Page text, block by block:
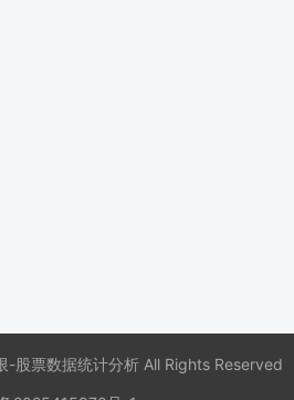
股票数据统计分析 All Rights Reserved